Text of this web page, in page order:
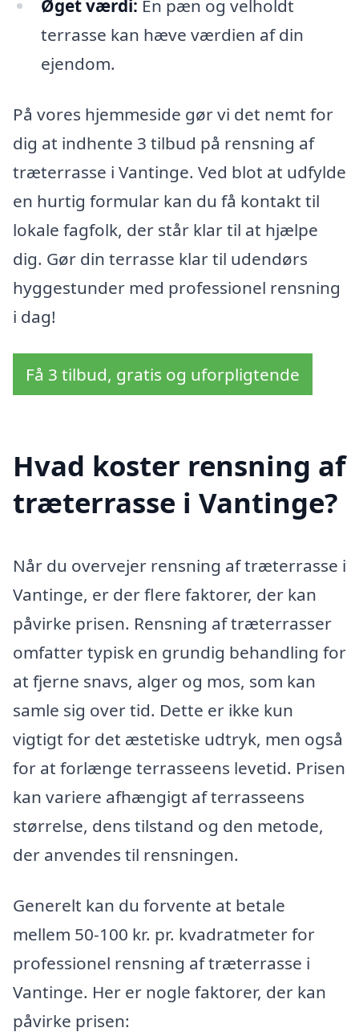
Øget værdi: En pæn og velholdt
terrasse kan hæve værdien af din
ejendom.
På vores hjemmeside gør vi det nemt for
dig at indhente 3 tilbud på rensning af
træterrasse i Vantinge. Ved blot at udfylde
en hurtig formular kan du få kontakt til
lokale fagfolk, der står klar til at hjælpe
dig. Gør din terrasse klar til udendørs
hyggestunder med professionel rensning
i dag!
Få 3 tilbud, gratis og uforpligtende
Hvad koster rensning af
træterrasse i Vantinge?
Når du overvejer rensning af træterrasse i
Vantinge, er der flere faktorer, der kan
påvirke prisen. Rensning af træterrasser
omfatter typisk en grundig behandling for
at fjerne snavs, alger og mos, som kan
samle sig over tid. Dette er ikke kun
vigtigt for det æstetiske udtryk, men også
for at forlænge terrasseens levetid. Prisen
kan variere afhængigt af terrasseens
størrelse, dens tilstand og den metode,
der anvendes til rensningen.
Generelt kan du forvente at betale
mellem 50-100 kr. pr. kvadratmeter for
professionel rensning af træterrasse i
Vantinge. Her er nogle faktorer, der kan
påvirke prisen: